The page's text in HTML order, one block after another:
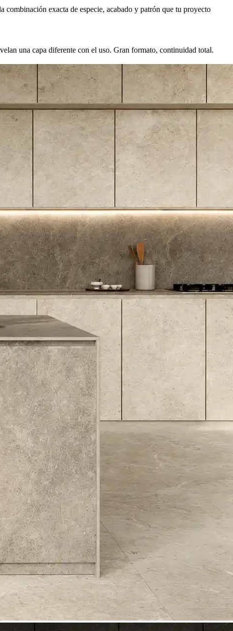
combinación exacta de especie, acabado y patrón que tu proyecto
una capa diferente con el uso. Gran formato, continuidad total.